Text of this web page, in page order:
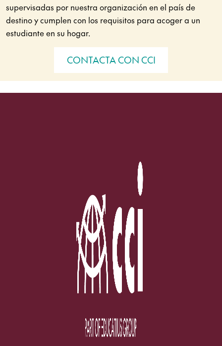
supervisadas por nuestra organización en el país de
destino y cumplen con los requisitos para acoger a un
estudiante en su hogar.
CONTACTA CON CCI